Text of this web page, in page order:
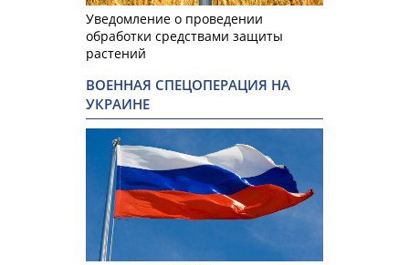
Уведомление о проведении
обработки средствами защиты
растений
ВОЕННАЯ СПЕЦОПЕРАЦИЯ НА
УКРАИНЕ